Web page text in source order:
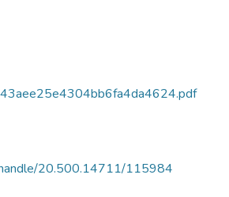
20.500.14711/115984